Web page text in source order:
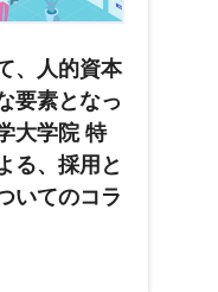
、人的資本
要素となっ
大学院 特
る、採用と
いてのコラ